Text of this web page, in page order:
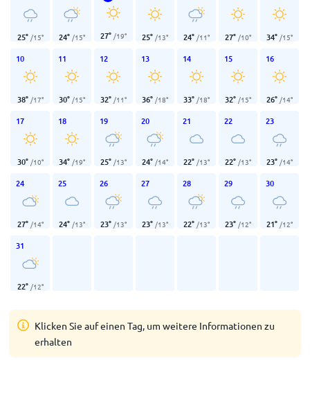
25° /15° 24° /15° 27° /19° 25° /13° 24° /11° 27° /10° 34° /15°
10
38° /17°
11
30° /15°
12
32° /11°
13
36° /18°
14
33° /18°
15
32° /15°
16
26° /14°
17
30° /10°
18
34° /19°
19
25° /13°
20
24° /14°
21
22° /13°
22
22° /13°
23
23° /14°
24
27° /14°
25
24° /13°
26
23° /13°
27
23° /13°
28
22° /13°
29
23° /12°
30
21° /12°
31
22° /12°
Klicken Sie auf einen Tag, um weitere Informationen zu
erhalten